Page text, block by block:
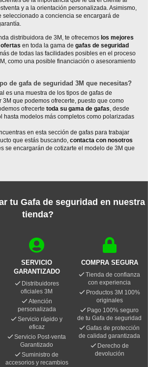
y a la orientación personalizada. Asimismo,
seleccionado a conciencia se encargará de
distribuidora de 3M, te ofrecemos los mejores
en toda la gama degafas de seguridad
de todas las facilidades posibles en el proceso
como una posible financiación o asesoramiento
de gafa de seguridad 3M que necesitas?
es una muestra de los tipos de gafas de
3M que podemos ofrecerte, puesto que como
ofrecertetoda su gama de gafas, desde
hasta modelos más completos como polarizadas
en esta sección de gafas para trabajar
que estás buscando,contacta con nosotros
se encargarán de cotizarte el modelo de 3M que
tu Gafa de seguridad en nuestra
tienda?
SERVICIO
GARANTIZADO
Distribuidores
oficiales 3M
Atención
personalizada
Servicio rápido y
eficaz
Servicio Post-venta
Garantizado
Suministro de
accesorios y recambios
COMPRA SEGURA
Tienda de confianza
con experiencia
Productos 3M 100%
originales
Pago 100% seguro
de tu Gafa de seguridad
Gafas de protección
de calidad garantizada
Derecho de
devolución